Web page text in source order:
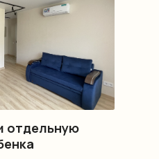
отдельную